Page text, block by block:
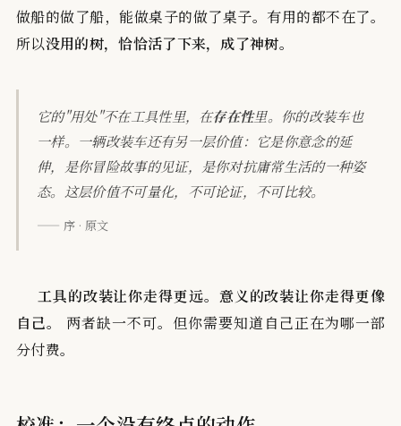
做船的做了船，能做桌子的做了桌子。有用的都不在了。
所以没用的树，恰恰活了下来，成了神树。
它的"用处"不在工具性里，在存在性里。你的改装车也
一样。一辆改装车还有另一层价值：它是你意念的延
伸，是你冒险故事的见证，是你对抗庸常生活的一种姿
态。这层价值不可量化，不可论证，不可比较。
—— 序 · 原文
工具的改装让你走得更远。意义的改装让你走得更像
自己。
两者缺一不可。但你需要知道自己正在为哪一部
分付费。